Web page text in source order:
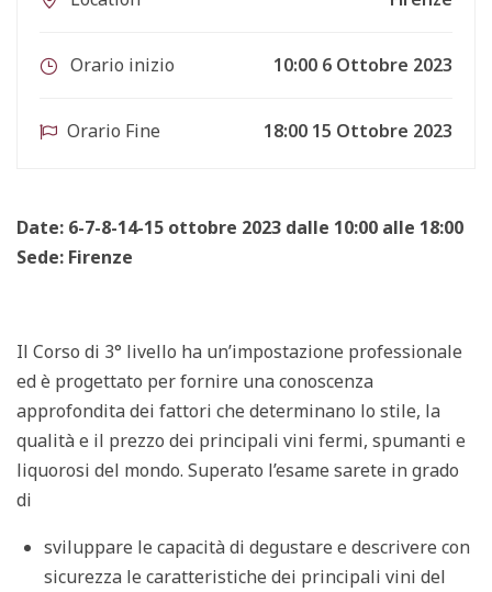
Orario inizio 10:00 6 Ottobre 2023
Orario Fine 18:00 15 Ottobre 2023
Date: 6-7-8-14-15 ottobre 2023 dalle 10:00 alle 18:00
Sede: Firenze
Il Corso di 3° livello ha un’impostazione professionale
ed è progettato per fornire una conoscenza
approfondita dei fattori che determinano lo stile, la
qualità e il prezzo dei principali vini fermi, spumanti e
liquorosi del mondo. Superato l’esame sarete in grado
di
sviluppare le capacità di degustare e descrivere con
sicurezza le caratteristiche dei principali vini del